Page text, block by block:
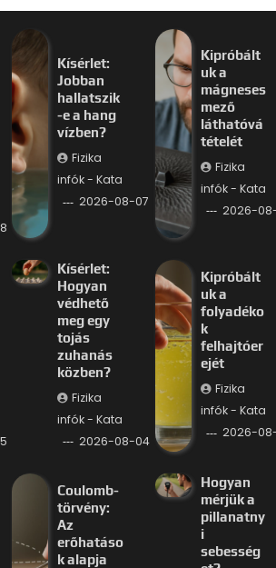
Kísérlet:
Jobban
hallatszik
-e a hang
vízben?
Fizika
infók - Kata
2026-08-07
Kipróbált
uk a
mágneses
mező
láthatóvá
tételét
Fizika
infók - Kata
2026-
Kísérlet:
Hogyan
védhető
meg egy
tojás
zuhanás
közben?
Fizika
infók - Kata
2026-08-04
Kipróbált
uk a
folyadéko
k
felhajtóer
ejét
Fizika
infók - Kata
2026-
Coulomb-
törvény:
Az
erőhatáso
k alapja
Hogyan
mérjük a
pillanatny
i
sebesség